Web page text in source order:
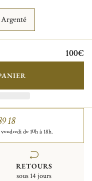
100€
18
de 10h à 18h.
RETOURS
sous 14 jours